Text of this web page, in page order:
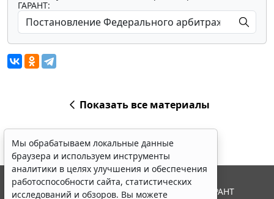
ГАРАНТ:
Показать все материалы
Мы обрабатываем локальные данные
браузера и используем инструменты
аналитики в целях улучшения и обеспечения
работоспособности сайта, статистических
исследований и обзоров. Вы можете
© ООО "НПП "ГАРАНТ-СЕРВИС", 2026. Система ГАРАНТ